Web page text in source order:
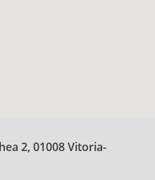
2, 01008 Vitoria-